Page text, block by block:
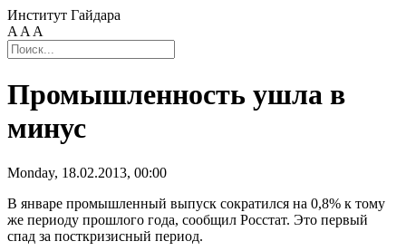
Институт Гайдара
A A A
Промышленность ушла в
минус
Monday, 18.02.2013, 00:00
В январе промышленный выпуск сократился на 0,8% к тому
же периоду прошлого года, сообщил Росстат. Это первый
спад за посткризисный период.